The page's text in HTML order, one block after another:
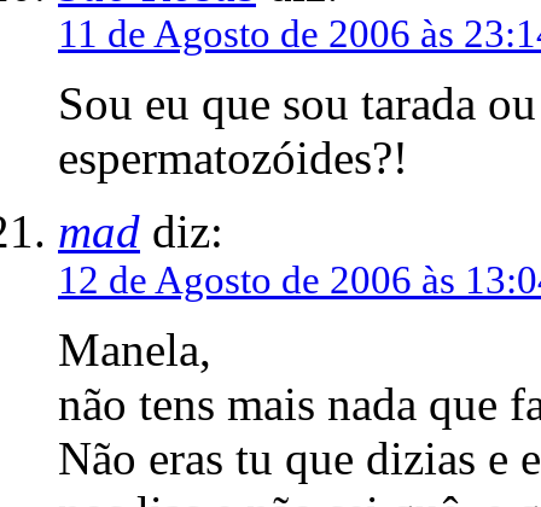
11 de Agosto de 2006 às
Sou eu que sou tarada
espermatozóides?!
mad diz:
12 de Agosto de 2006 às
Manela,
não tens mais nada que
Não eras tu que dizias e